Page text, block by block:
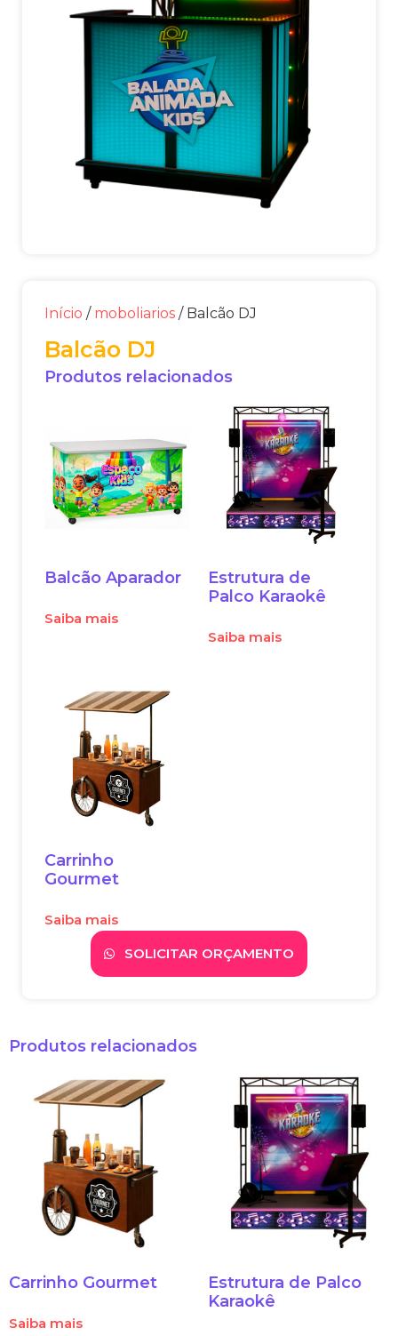
Início / moboliarios / Balcão DJ
Balcão DJ
Produtos relacionados
Balcão Aparador
Saiba mais
Estrutura de
Palco Karaokê
Saiba mais
Carrinho
Gourmet
Saiba mais
SOLICITAR ORÇAMENTO
Produtos relacionados
Carrinho Gourmet
Saiba mais
Estrutura de Palco
Karaokê